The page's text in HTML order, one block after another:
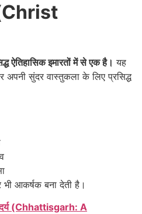
(Christ
ऐतिहासिक इमारतों में से एक है। यह
अपनी सुंदर वास्तुकला के लिए प्रसिद्ध
आकर्षक बना देती है।
(Chhattisgarh: A